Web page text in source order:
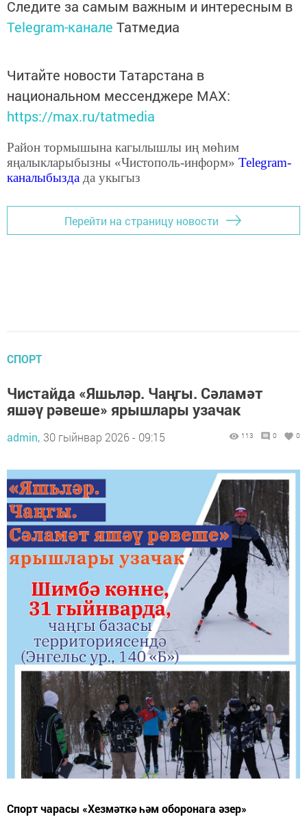
Следите за самым важным и интересным в
Telegram-канале Татмедиа
Читайте новости Татарстана в
национальном мессенджере MАХ:
https://max.ru/tatmedia
Район тормышына кагылышлы иң мөһим
яңалыкларыбызны «Чистополь-информ» Telegram-
каналыбызда да укыгыз
Перейти на страницу новости
СПОРТ
Чистайда «Яшьләр. Чаңгы. Сәламәт
яшәү рәвеше» ярышлары узачак
admin, 30 гыйнвар 2026 - 09:15 113 0 0
Спорт чарасы «Хезмәткә һәм оборонага әзер»